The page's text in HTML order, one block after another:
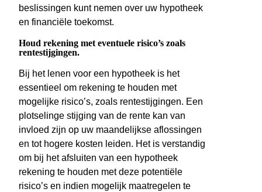
beslissingen kunt nemen over uw hypotheek
en financiële toekomst.
Houd rekening met eventuele risico’s zoals
rentestijgingen.
Bij het lenen voor een hypotheek is het
essentieel om rekening te houden met
mogelijke risico’s, zoals rentestijgingen. Een
plotselinge stijging van de rente kan van
invloed zijn op uw maandelijkse aflossingen
en tot hogere kosten leiden. Het is verstandig
om bij het afsluiten van een hypotheek
rekening te houden met deze potentiële
risico’s en indien mogelijk maatregelen te